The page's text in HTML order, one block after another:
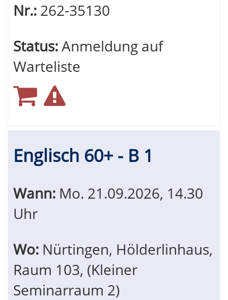
Nr.: 262-35130
Status:Anmeldung auf
Warteliste
Englisch 60+ - B 1
Wann: Mo. 21.09.2026, 14.30
Uhr
Wo: Nürtingen, Hölderlinhaus,
Raum 103, (Kleiner
Seminarraum 2)